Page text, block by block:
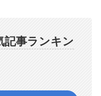
記事ランキン